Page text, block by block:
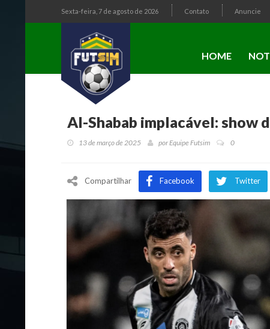
Sexta-feira, 7 de agosto de 2026 Contato Anuncie
HOME
Al-Shabab implacável: show
13 de março de 2025 porEquipe Futsim 0
Compartilhar Facebook Twitter